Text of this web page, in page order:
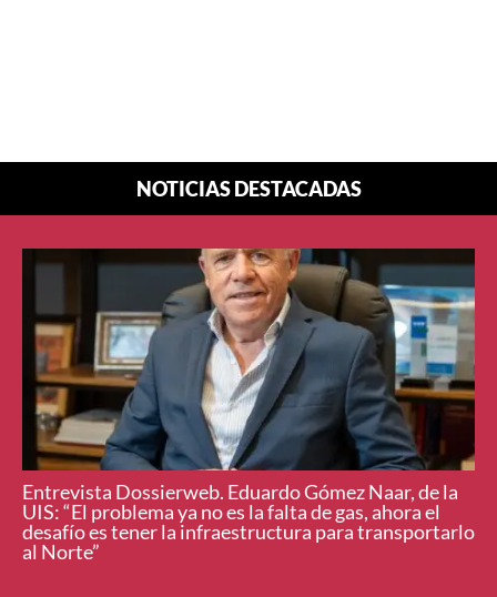
NOTICIAS DESTACADAS
Entrevista Dossierweb. Eduardo Gómez Naar, de la
UIS: “El problema ya no es la falta de gas, ahora el
desafío es tener la infraestructura para transportarlo
al Norte”